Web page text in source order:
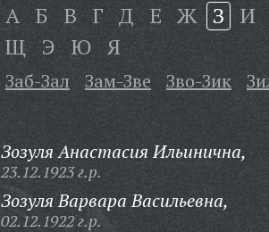
А Б В Г Д Е Ж З И
Щ Э Ю Я
Заб-Зал Зам-Зве Зво-Зик
Зозуля Анастасия Ильинична,
23.12.1923 г.р.
Зозуля Варвара Васильевна,
02.12.1922 г.р.